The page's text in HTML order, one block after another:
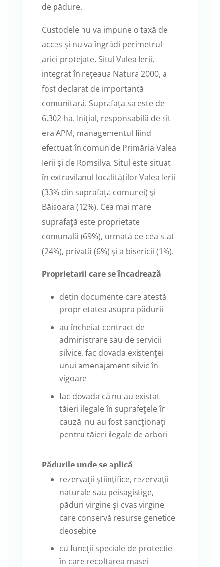
de pădure.
Custodele nu va impune o taxă de
acces şi nu va îngrădi perimetrul
ariei protejate. Situl Valea Ierii,
integrat în reţeaua Natura 2000, a
fost declarat de importanță
comunitară. Suprafața sa este de
6.302 ha. Iniţial, responsabilă de sit
era APM, managementul fiind
efectuat în comun de Primăria Valea
Ierii şi de Romsilva. Situl este situat
în extravilanul localităților Valea Ierii
(33% din suprafața comunei) şi
Băișoara (12%). Cea mai mare
suprafaţă este proprietate
comunală (69%), urmată de cea stat
(24%), privată (6%) şi a bisericii (1%).
Proprietarii care se încadrează
deţin documente care atestă
proprietatea asupra pădurii
au încheiat contract de
administrare sau de servicii
silvice, fac dovada existenţei
unui amenajament silvic în
vigoare
fac dovada că nu au existat
tăieri ilegale în suprafeţele în
cauză, nu au fost sancţionaţi
pentru tăieri ilegale de arbori
Pădurile unde se aplică
rezervaţii ştiinţifice, rezervaţii
naturale sau peisagistige,
păduri virgine şi cvasivirgine,
care conservă resurse genetice
deosebite
cu funcţii speciale de protecţie
în care recoltarea masei